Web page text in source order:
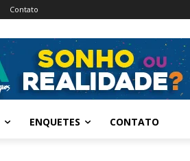
Contato
ENQUETES CONTATO